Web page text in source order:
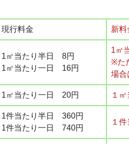
現行料金 新料
1㎡当たり半日 8円
1㎡当たり一日 16円
1㎡
※た
場
1㎡当たり一日 20円 １
1件当たり半日 360円
1件当たり一日 740円
１